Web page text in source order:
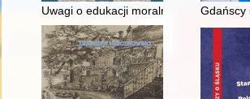
Uwagi o edukacji moralnej synówGdańscy